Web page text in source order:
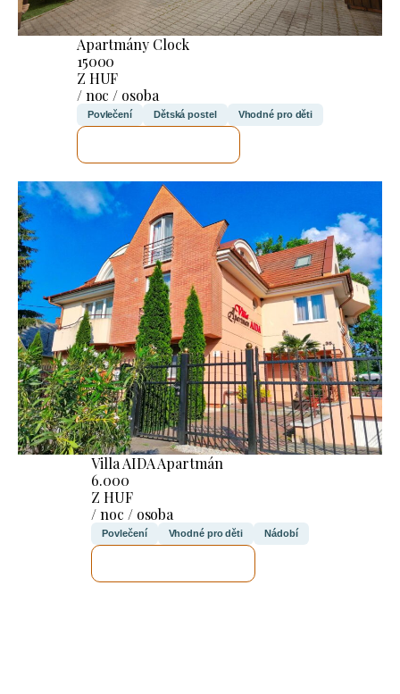
Apartmány Clock
15000
Z HUF
/ noc / osoba
Povlečení Dětská postel Vhodné pro děti
Villa AIDA Apartmán
6.000
Z HUF
/ noc / osoba
Povlečení Vhodné pro děti Nádobí